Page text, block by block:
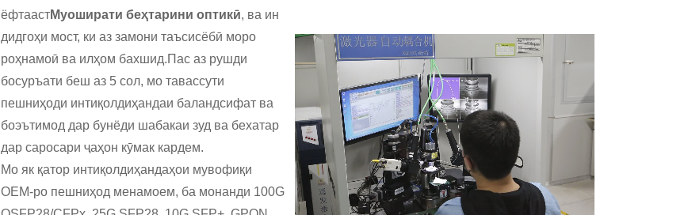
ёфтаастМуоширати беҳтарини оптикӣ, ва ин
дидгоҳи мост, ки аз замони таъсисёбӣ моро
роҳнамоӣ ва илҳом бахшид.Пас аз рушди
босуръати беш аз 5 сол, мо тавассути
пешниҳоди интиқолдиҳандаи баландсифат ва
боэътимод дар бунёди шабакаи зуд ва бехатар
дар саросари ҷаҳон кӯмак кардем.
Мо як қатор интиқолдиҳандаҳои мувофиқи
OEM-ро пешниҳод менамоем, ба монанди 100G